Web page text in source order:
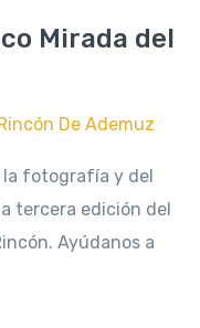
Mirada del
De Ademuz
la fotografía y del
tercera edición del
Ayúdanos a